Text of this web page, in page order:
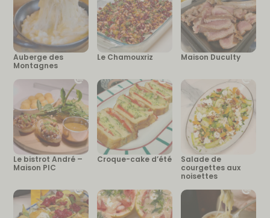
Auberge des
Montagnes
Le Chamouxriz Maison Duculty
Le bistrot André –
Maison PIC
Croque-cake d’été
Salade de
courgettes aux
noisettes